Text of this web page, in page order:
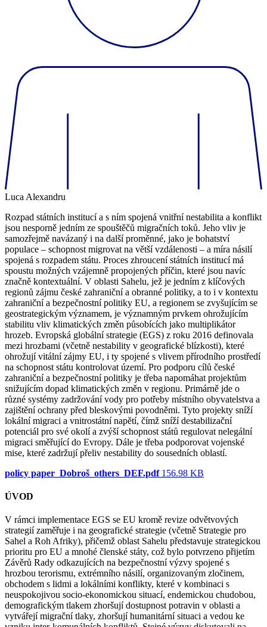
Luca Alexandru
Rozpad státních institucí a s ním spojená vnitřní nestabilita a konflikt
jsou nesporně jedním ze spouštěčů migračních toků. Jeho vliv je
samozřejmě navázaný i na další proměnné, jako je bohatství
populace – schopnost migrovat na větší vzdálenosti – a míra násilí
spojená s rozpadem státu. Proces zhroucení státních institucí má
spoustu možných vzájemně propojených příčin, které jsou navíc
značně kontextuální. V oblasti Sahelu, jež je jedním z klíčových
regionů zájmu české zahraniční a obranné politiky, a to i v kontextu
zahraniční a bezpečnostní politiky EU, a regionem se zvyšujícím se
geostrategickým významem, je významným prvkem ohrožujícím
stabilitu vliv klimatických změn působících jako multiplikátor
hrozeb. Evropská globální strategie (EGS) z roku 2016 definovala
mezi hrozbami (včetně nestability v geografické blízkosti), které
ohrožují vitální zájmy EU, i ty spojené s vlivem přírodního prostředí
na schopnost státu kontrolovat území. Pro podporu cílů české
zahraniční a bezpečnostní politiky je třeba napomáhat projektům
snižujícím dopad klimatických změn v regionu. Primárně jde o
různé systémy zadržování vody pro potřeby místního obyvatelstva a
zajištění ochrany před bleskovými povodněmi. Tyto projekty sníží
lokální migraci a vnitrostátní napětí, čímž sníží destabilizační
potenciál pro své okolí a zvýší schopnost států regulovat nelegální
migraci směřující do Evropy. Dále je třeba podporovat vojenské
mise, které zadržují přeliv nestability do sousedních oblastí.
policy paper_Dobroš_others_DEF.pdf 156.98 KB
ÚVOD
V rámci implementace EGS se EU kromě revize odvětvových
strategií zaměřuje i na geografické strategie (včetně Strategie pro
Sahel a Roh Afriky), přičemž oblast Sahelu představuje strategickou
prioritu pro EU a mnohé členské státy, což bylo potvrzeno přijetím
Závěrů Rady odkazujících na bezpečnostní výzvy spojené s
hrozbou terorismu, extrémního násilí, organizovaným zločinem,
obchodem s lidmi a lokálními konflikty, které v kombinaci s
neuspokojivou socio-ekonomickou situací, endemickou chudobou,
demografickým tlakem zhoršují dostupnost potravin v oblasti a
vytvářejí migrační tlaky, zhoršují humanitární situaci a vedou ke